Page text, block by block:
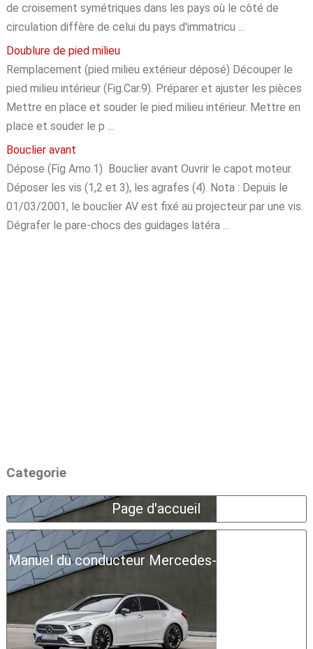
de croisement symétriques dans les pays où le côté de
circulation diffère de celui du pays d'immatricu ...
Doublure de pied milieu
Remplacement (pied milieu extérieur déposé) Découper le
pied milieu intérieur (Fig.Car.9). Préparer et ajuster les pièces
Mettre en place et souder le pied milieu intérieur. Mettre en
place et souder le p ...
Bouclier avant
Dépose (Fig Amo.1) Bouclier avant Ouvrir le capot moteur.
Déposer les vis (1,2 et 3), les agrafes (4). Nota : Depuis le
01/03/2001, le bouclier AV est fixé au projecteur par une vis.
Dégrafer le pare-chocs des guidages latéra ...
Categorie
Page d'accueil
Manuel du conducteur Mercedes-Benz Classe A